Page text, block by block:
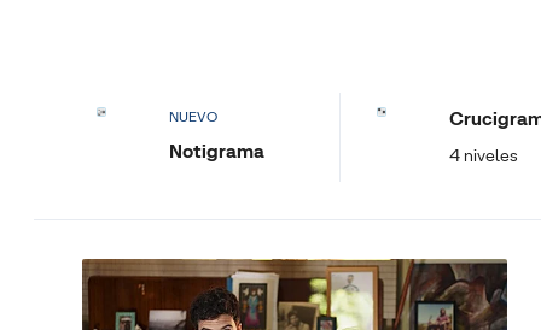
NUEVO
Notigrama 4 niveles